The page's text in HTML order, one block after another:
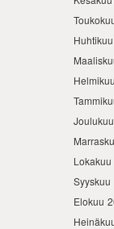
Syyskuu
Elokuu